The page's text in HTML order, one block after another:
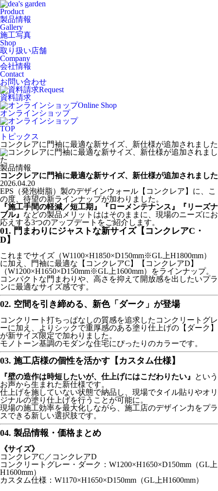
Product
製品情報
Gallery
施工写真
Shop
取り扱い店舗
Company
会社情報
Contact
お問い合わせ
Request
資料請求
Online Shop
オンラインショップ
TOP
トピックス
コンクレアに門袖に最適な新サイズ、新仕様が追加されました
製品情報
コンクレアに門袖に最適な新サイズ、新仕様が追加されました
2026.04.20
EPS（発泡樹脂）製のデザインウォール【コンクレア】に、こ
の度、待望の新ラインナップが加わりました。
『施工手間の軽減／短工期』『ローメンテナンス』『リーズナ
ブル』 などの製品メリットははそのままに、現場のニーズにお
応えする3つのアップデートをご紹介します。
01. 門まわりにジャストな新サイズ【コンクレアC・
D】
これまでサイズ（W1100×H1850×D150mm※GL上H1800mm）
に加え、門袖に最適な【コンクレアC】【コンクレアD】
（W1200×H1650×D150mm※GL上1600mm）をラインナップ。
コンパクトな門まわりや、高さを抑えて開放感を出したいプラ
ンに最適なサイズ感です。
02. 空間を引き締める、新色「ダーク」が登場
コンクリート打ちっぱなしの質感を追求したコンクリートグレ
ーに加え、よりシックで重厚感のある塗り仕上げの【ダーク】
が新サイズ限定で加わりました。
モノトーン基調のモダンな住宅にぴったりのカラーです。
03. 施工店様の個性を活かす【カスタム仕様】
『壁の造作は時短したいが、仕上げにはこだわりたい』
という
お声から生まれた新仕様です。
仕上げを施していない状態で納品し、現場でタイル貼りやオリ
ジナルの塗り仕上げを行うことが可能に。
現場の施工効率を最大化しながら、施工店のデザイン力をプラ
スできる新しい選択肢です。
04. 製品情報・価格まとめ
《サイズ》
コンクレアC／コンクレアD
コンクリートグレー・ダーク：W1200×H1650×D150mm（GL上
H1600mm）
カスタム仕様：W1170×H1650×D150mm（GL上H1600mm）